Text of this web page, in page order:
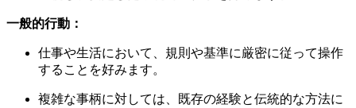
一般的行動：
仕事や生活において、規則や基準に厳密に従って操作
することを好みます。
複雑な事柄に対しては、既存の経験と伝統的な方法に